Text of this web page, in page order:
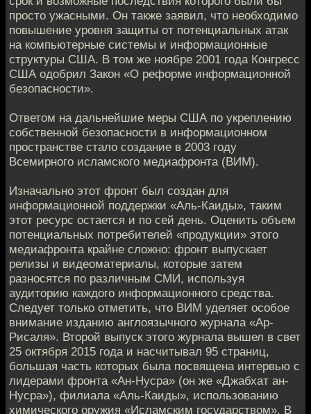
просто ужасными. Он также заявил, что необходимо
повышение уровня защиты от потенциальных атак
на компьютерные системы и информационные
структуры США. В том же ноябре 2001 года Конгресс
США одобрил Закон «О реформе информационной
безопасности».
Ответом на дальнейшие меры США по укреплению
собственной безопасности в информационном
пространстве стало создание в 2003 году
Всемирного исламского медиафронта (ВИМ).
Изначально этот фронт был создан для
информационной поддержки «Аль-Каиды», таким
этот ресурс остается и по сей день. Оценить объем
потенциальных потребителей «продукции» этого
медиафронта крайне сложно: фронт выпускает
релизы и видеоматериалы, которые затем
разносятся по различным СМИ, используя
аудиторию каждого информационного средства.
Следует только отметить, что ВИМ уделяет особое
внимание изданию англоязычного журнала «Ар-
Рисаля». Второй выпуск этого журнала вышел в свет
25 октября 2015 года и насчитывал 95 страниц,
большая часть которых была посвящена интервью с
лидерами фронта «Ан-Нусра» (он же «Джабхат ан-
Нусра»), филиала «Аль-Каиды», использованию
химического оружия «Исламским государством». В